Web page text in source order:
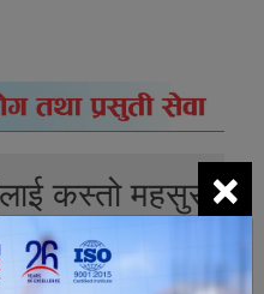
कस्तो महसुस
?
×